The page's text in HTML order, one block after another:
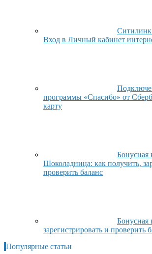
Вход в Личный кабинет
программы «Спасибо» от
карту
Бонусная
Шоколадница: как получить,
проверить баланс
Бонусная
зарегистрировать и проверить
Популярные статьи